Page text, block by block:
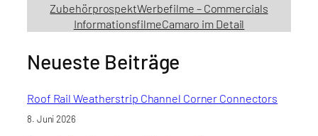
ZubehörprospektWerbefilme – Commercials
InformationsfilmeCamaro im Detail
Neueste Beiträge
Roof Rail Weatherstrip Channel Corner Connectors
8. Juni 2026